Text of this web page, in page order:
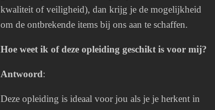
kwaliteit of veiligheid), dan krijg je de mogelijkheid
om de ontbrekende items bij ons aan te schaffen.
Hoe weet ik of deze opleiding geschikt is voor mij?
Antwoord:
Deze opleiding is ideaal voor jou als je je herkent in